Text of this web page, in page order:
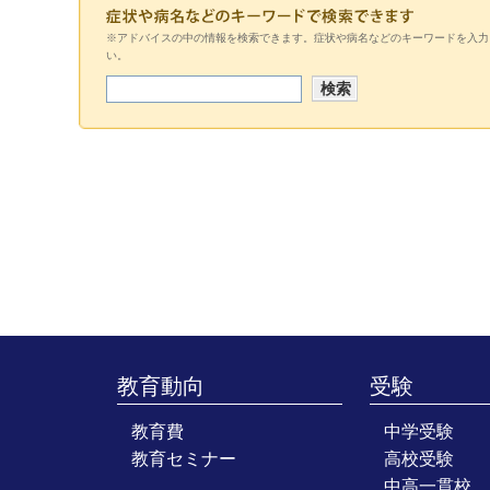
※アドバイスの中の情報を検索できます。症状や病名などのキーワードを入
い。
教育動向
教育費
教育セミナー
受験
中学受験
高校受験
中高一貫校